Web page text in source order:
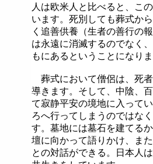
人は欧米人と比べると、こ
います。死別しても葬式か
く追善供養（生者の善行の
は永遠に消滅するのでなく
もにあるということになり
葬式において僧侶は、死
導きます。そして、中陰、
て寂静平安の境地に入って
ろへ行ってしまうのではな
す。墓地には墓石を建てる
壇に向かって語りかけ、ま
との対話ができる。日本人